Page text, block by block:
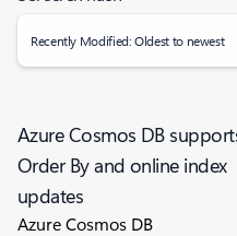
Recently Modified: Oldest to newest
Azure Cosmos DB
Order By and online index
updates
Azure Cosmos DB